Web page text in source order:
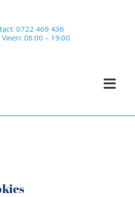
0722 469 436
Vineri: 08:00 – 19:00